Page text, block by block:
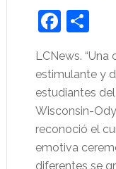
LCNews.
estimulante y
estudiantes
Wisconsin-
reconoció el
emotiva
diferentes se